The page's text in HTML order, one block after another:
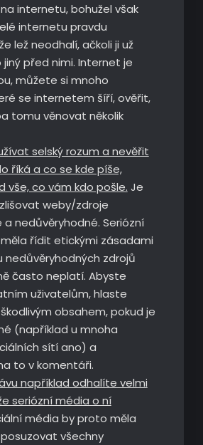
internetu, bohužel však
internetu pravdu
lež neodhalí, ačkoli ji už
jiný před nimi. Internet je
můžete si mnoho
se internetem šíří, ověřit,
tomu věnovat několik
selský rozum a nevěřit
říká a co se kde píše,
vše, co vám kdo pošle. Je
weby/zdroje
nedůvěryhodné. Seriózní
řídit etickými zásadami
nedůvěryhodných zdrojů
často neplatí. Abyste
uživatelům, hlaste
obsahem, pokud je
(například u mnoha
sítí ano) a
to v komentáři.
například odhalíte velmi
seriózní média o ní
média by proto měla
všechny